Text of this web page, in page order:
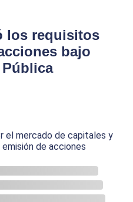
los requisitos
bajo
el mercado de capitales y
de acciones